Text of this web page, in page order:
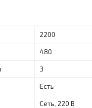
2200
480
3
Есть
Сеть, 220 В